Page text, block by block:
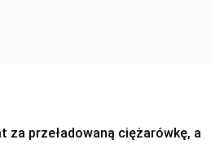
za przeładowaną ciężarówkę, a